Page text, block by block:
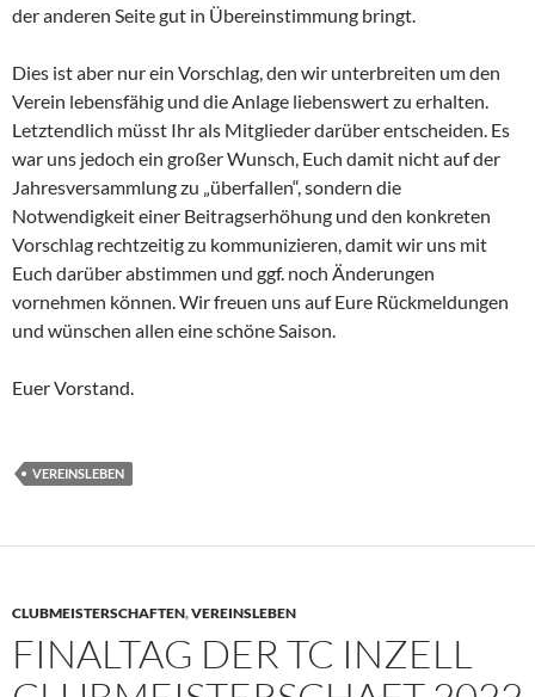
der anderen Seite gut in Übereinstimmung bringt.
Dies ist aber nur ein Vorschlag, den wir unterbreiten um den
Verein lebensfähig und die Anlage liebenswert zu erhalten.
Letztendlich müsst Ihr als Mitglieder darüber entscheiden. Es
war uns jedoch ein großer Wunsch, Euch damit nicht auf der
Jahresversammlung zu „überfallen“, sondern die
Notwendigkeit einer Beitragserhöhung und den konkreten
Vorschlag rechtzeitig zu kommunizieren, damit wir uns mit
Euch darüber abstimmen und ggf. noch Änderungen
vornehmen können. Wir freuen uns auf Eure Rückmeldungen
und wünschen allen eine schöne Saison.
Euer Vorstand.
VEREINSLEBEN
CLUBMEISTERSCHAFTEN,VEREINSLEBEN
FINALTAG DER TC INZELL